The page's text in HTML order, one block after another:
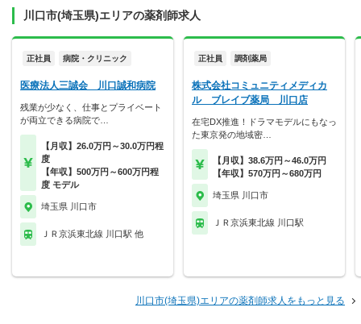
川口市(埼玉県)エリアの薬剤師求人
正社員 病院・クリニック
医療法人三誠会 川口誠和病院
残業が少なく、仕事とプライベート
が両立できる病院で…
【月収】26.0万円～30.0万円程
度
【年収】500万円～600万円程
度 モデル
埼玉県 川口市
ＪＲ京浜東北線 川口駅 他
正社員 調剤薬局
株式会社コミュニティメディカ
ル ブレイブ薬局 川口店
在宅DX推進！ドラマモデルにもなっ
た東京発の地域密…
【月収】38.6万円～46.0万円
【年収】570万円～680万円
埼玉県 川口市
ＪＲ京浜東北線 川口駅
川口市(埼玉県)エリアの薬剤師求人をもっと見る